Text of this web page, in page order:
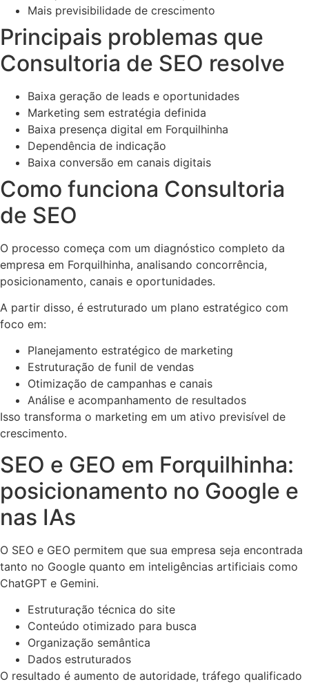
Mais previsibilidade de crescimento
Principais problemas que
Consultoria de SEO resolve
Baixa geração de leads e oportunidades
Marketing sem estratégia definida
Baixa presença digital em Forquilhinha
Dependência de indicação
Baixa conversão em canais digitais
Como funciona Consultoria
de SEO
O processo começa com um diagnóstico completo da
empresa em Forquilhinha, analisando concorrência,
posicionamento, canais e oportunidades.
A partir disso, é estruturado um plano estratégico com
foco em:
Planejamento estratégico de marketing
Estruturação de funil de vendas
Otimização de campanhas e canais
Análise e acompanhamento de resultados
Isso transforma o marketing em um ativo previsível de
crescimento.
SEO e GEO em Forquilhinha:
posicionamento no Google e
nas IAs
O SEO e GEO permitem que sua empresa seja encontrada
tanto no Google quanto em inteligências artificiais como
ChatGPT e Gemini.
Estruturação técnica do site
Conteúdo otimizado para busca
Organização semântica
Dados estruturados
O resultado é aumento de autoridade, tráfego qualificado